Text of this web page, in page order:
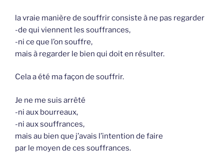
la vraie manière de souffrir consiste à ne pas regarder
-de qui viennent les souffrances,
-ni ce que l’on souffre,
mais à regarder le bien qui doit en résulter.
Cela a été ma façon de souffrir.
Je ne me suis arrêté
-ni aux bourreaux,
-ni aux souffrances,
mais au bien que j’avais l’intention de faire
par le moyen de ces souffrances.